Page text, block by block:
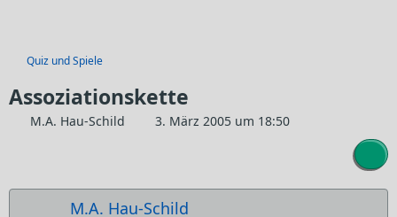
Quiz und Spiele
Assoziationskette
M.A. Hau-Schild 3. März 2005 um 18:50
M.A. Hau-Schild